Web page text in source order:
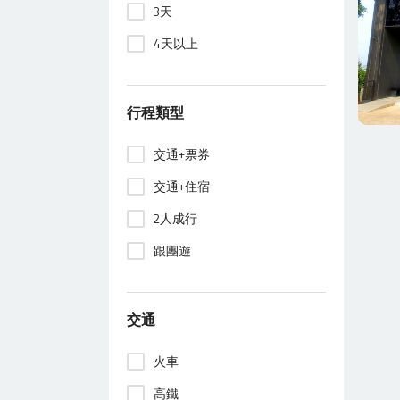
3天
4天以上
行程類型
交通+票券
交通+住宿
2人成行
跟團遊
交通
火車
高鐵